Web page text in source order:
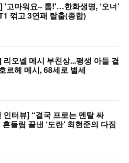
'고마워요~ 톰!'…한화생명, ‘오너’
꺾고 3연패 탈출(종합)
리오넬 메시 부친상...평생 아들 곁
르헤 메시, 68세로 별세
인터뷰] “결국 프로는 멘탈 싸
들림 끝낸 ‘도란’ 최현준의 다짐